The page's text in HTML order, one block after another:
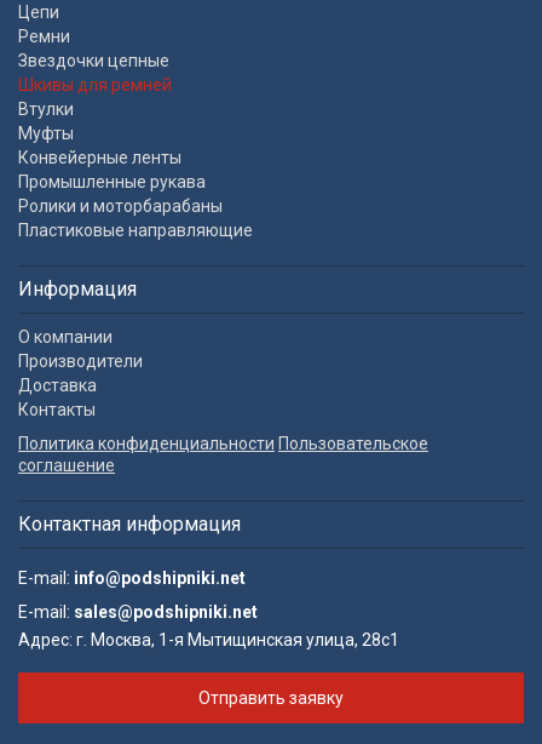
Цепи
Ремни
Звездочки цепные
Шкивы для ремней
Втулки
Муфты
Конвейерные ленты
Промышленные рукава
Ролики и моторбарабаны
Пластиковые направляющие
Информация
О компании
Производители
Доставка
Контакты
Политика конфиденциальности Пользовательское
соглашение
Контактная информация
E-mail: info@podshipniki.net
E-mail: sales@podshipniki.net
Адрес: г. Москва, 1-я Мытищинская улица, 28с1
Отправить заявку